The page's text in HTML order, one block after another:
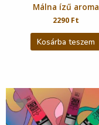
Málna ízű aroma
2290 Ft
Kosárba teszem